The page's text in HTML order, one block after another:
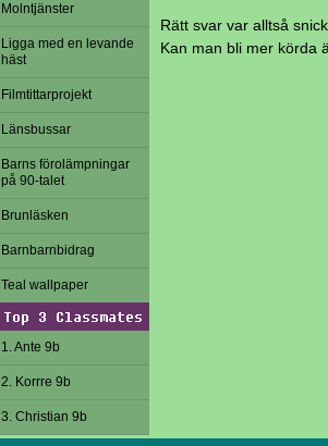
Molntjänster
Ligga med en levande
häst
Filmtittarprojekt
Länsbussar
Barns förolämpningar
på 90-talet
Brunläsken
Barnbarnbidrag
Teal wallpaper
Top 3 Classmates
1. Ante 9b
2. Korrre 9b
3. Christian 9b
Rätt svar var alltså
Kan man bli mer körda